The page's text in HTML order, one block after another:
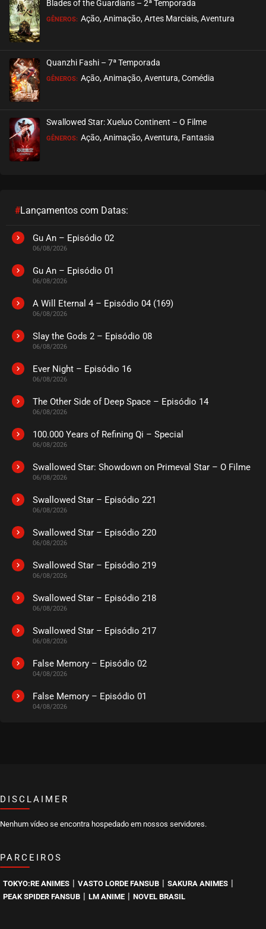
EPISÓDIO 11
EPISÓDIO 10
EPISÓDIO 09
agosto 26, 2020
agosto 26, 2020
ASSISTIDO
ASSISTIDO
EPISÓDIO 04
ASSISTIDO
EPISÓDIO 03
EPISÓDIO 02
agosto 26, 2020
agosto 26, 2020
Blades of the Guardians – 2ª Temporada
GÊNEROS: Ação, Animação, Artes Marciais, Aventura
Quanzhi Fashi – 7ª Temporada
GÊNEROS: Ação, Animação, Aventura, Comédia
Swallowed Star: Xueluo Continent – O Filme
GÊNEROS: Ação, Animação, Aventura, Fantasia
#Lançamentos com Datas:
Gu An – Episódio 02
06/08/2026
Gu An – Episódio 01
06/08/2026
A Will Eternal 4 – Episódio 04 (169)
06/08/2026
Slay the Gods 2 – Episódio 08
06/08/2026
Ever Night – Episódio 16
06/08/2026
The Other Side of Deep Space – Episódio 14
06/08/2026
100.000 Years of Refining Qi – Special
06/08/2026
Swallowed Star: Showdown on Primeval Star – O Filme
06/08/2026
Swallowed Star – Episódio 221
06/08/2026
Swallowed Star – Episódio 220
06/08/2026
Swallowed Star – Episódio 219
06/08/2026
Swallowed Star – Episódio 218
06/08/2026
Swallowed Star – Episódio 217
06/08/2026
False Memory – Episódio 02
04/08/2026
False Memory – Episódio 01
04/08/2026
DISCLAIMER
Nenhum vídeo se encontra hospedado em nossos servidores.
PARCEIROS
TOKYO:RE ANIMES VASTO LORDE FANSUB SAKURA ANIMES
PEAK SPIDER FANSUB LM ANIME NOVEL BRASIL